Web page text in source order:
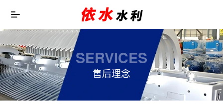
SERVICES
售后理念